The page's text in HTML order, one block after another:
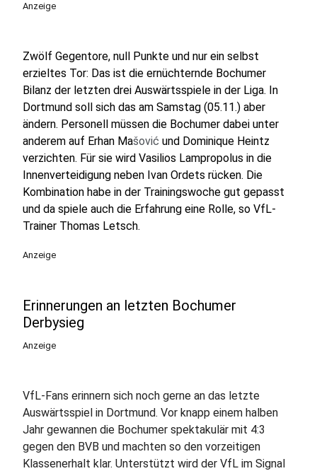
Anzeige
Zwölf Gegentore, null Punkte und nur ein selbst
erzieltes Tor: Das ist die ernüchternde Bochumer
Bilanz der letzten drei Auswärtsspiele in der Liga. In
Dortmund soll sich das am Samstag (05.11.) aber
ändern. Personell müssen die Bochumer dabei unter
anderem auf Erhan Mašović und Dominique Heintz
verzichten. Für sie wird Vasilios Lampropolus in die
Innenverteidigung neben Ivan Ordets rücken. Die
Kombination habe in der Trainingswoche gut gepasst
und da spiele auch die Erfahrung eine Rolle, so VfL-
Trainer Thomas Letsch.
Anzeige
Erinnerungen an letzten Bochumer
Derbysieg
Anzeige
VfL-Fans erinnern sich noch gerne an das letzte
Auswärtsspiel in Dortmund. Vor knapp einem halben
Jahr gewannen die Bochumer spektakulär mit 4:3
gegen den BVB und machten so den vorzeitigen
Klassenerhalt klar. Unterstützt wird der VfL im Signal